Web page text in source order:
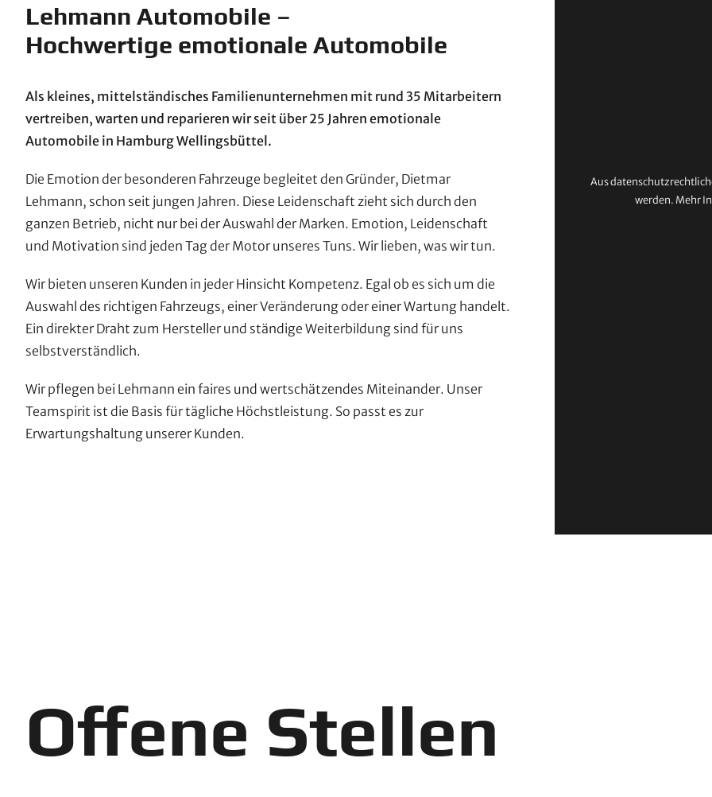
Lehmann Automobile –
Hochwertige emotionale Automobile
Als kleines, mittelständisches Familienunternehmen mit rund 35 Mitarbeitern
vertreiben, warten und reparieren wir seit über 25 Jahren emotionale
Automobile in Hamburg Wellingsbüttel.
Die Emotion der besonderen Fahrzeuge begleitet den Gründer, Dietmar
Lehmann, schon seit jungen Jahren. Diese Leidenschaft zieht sich durch den
ganzen Betrieb, nicht nur bei der Auswahl der Marken. Emotion, Leidenschaft
und Motivation sind jeden Tag der Motor unseres Tuns. Wir lieben, was wir tun.
Wir bieten unseren Kunden in jeder Hinsicht Kompetenz. Egal ob es sich um die
Auswahl des richtigen Fahrzeugs, einer Veränderung oder einer Wartung handelt.
Ein direkter Draht zum Hersteller und ständige Weiterbildung sind für uns
selbstverständlich.
Wir pflegen bei Lehmann ein faires und wertschätzendes Miteinander. Unser
Teamspirit ist die Basis für tägliche Höchstleistung. So passt es zur
Erwartungshaltung unserer Kunden.
Aus
werden. Mehr
Offene Stellen